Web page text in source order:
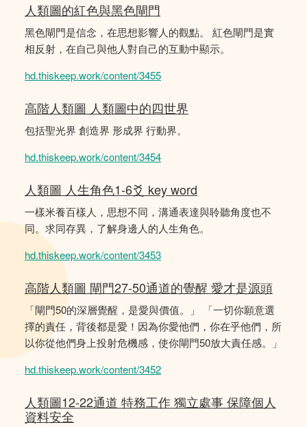
人類圖的紅色與黑色閘門
黑色閘門是信念，在思想影響人的觀點。 紅色閘門是實
相反射，在自己與他人對自己的互動中顯示。
hd.thiskeep.work/content/3455
高階人類圖 人類圖中的四世界
包括聖光界 創造界 形成界 行動界。
hd.thiskeep.work/content/3454
人類圖 人生角色1-6爻 key word
一樣米養百樣人，思想不同，溝通表達與聆聽角度也不
同。求同存異，了解身邊人的人生角色。
hd.thiskeep.work/content/3453
高階人類圖 閘門27-50通道的覺醒 愛才是源頭
「閘門50的深層覺醒，是愛與價值。」 「一切你願意選
擇的責任，背後都是愛！因為你愛他們，你在乎他們，所
以你從他們身上投射危機感，使你閘門50放大責任感。」
hd.thiskeep.work/content/3452
人類圖12-22通道 特務工作 獨立處事 保障個人
資料安全